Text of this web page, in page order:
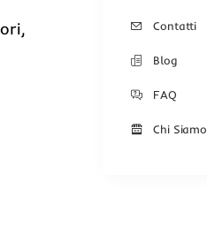
Contatti
Blog
FAQ
Chi Siamo